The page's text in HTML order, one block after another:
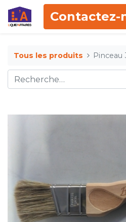
Contactez-
Tous les produits Pinceau